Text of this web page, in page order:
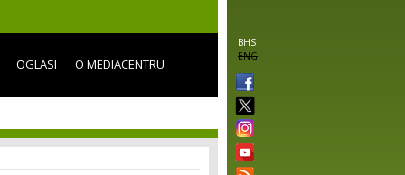
BHS
ENG
OGLASI O MEDIACENTRU